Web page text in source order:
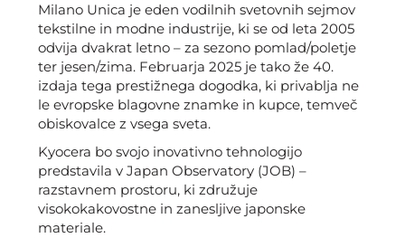
Milano Unica je eden vodilnih svetovnih sejmov
tekstilne in modne industrije, ki se od leta 2005
odvija dvakrat letno – za sezono pomlad/poletje
ter jesen/zima. Februarja 2025 je tako že 40.
izdaja tega prestižnega dogodka, ki privablja ne
le evropske blagovne znamke in kupce, temveč
obiskovalce z vsega sveta.
Kyocera bo svojo inovativno tehnologijo
predstavila v Japan Observatory (JOB) –
razstavnem prostoru, ki združuje
visokokakovostne in zanesljive japonske
materiale.